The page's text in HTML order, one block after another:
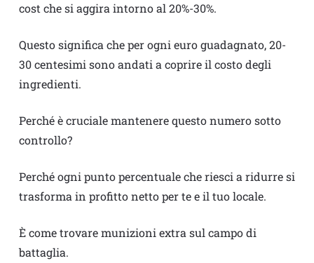
cost che si aggira intorno al 20%-30%.
Questo significa che per ogni euro guadagnato, 20-
30 centesimi sono andati a coprire il costo degli
ingredienti.
Perché è cruciale mantenere questo numero sotto
controllo?
Perché ogni punto percentuale che riesci a ridurre si
trasforma in profitto netto per te e il tuo locale.
È come trovare munizioni extra sul campo di
battaglia.